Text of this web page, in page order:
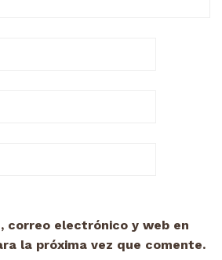
correo electrónico y web en
la próxima vez que comente.